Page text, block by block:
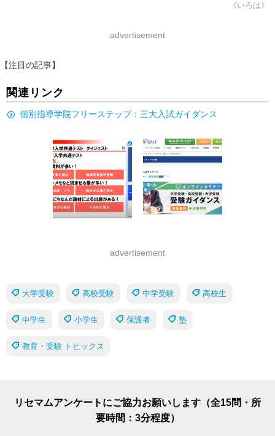
《いろは》
advertisement
【注目の記事】
関連リンク
個別指導学院フリーステップ：三大入試ガイダンス
advertisement
大学受験 高校受験 中学受験 高校生
中学生 小学生 保護者 塾
教育・受験 トピックス
リセマムアンケートにご協力お願いします（全15問・所
要時間：3分程度）